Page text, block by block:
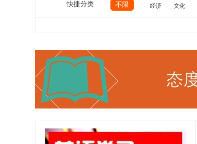
快捷分类 不限 经济 文化